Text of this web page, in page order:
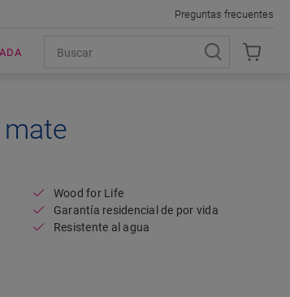
Preguntas frecuentes
mate
Wood for Life
Garantía residencial de por vida
Resistente al agua